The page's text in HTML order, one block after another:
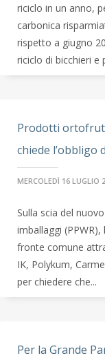
riciclo in un anno,
carbonica
rispetto a giugno
riciclo di bicchieri e
Prodotti
chiede l’obbligo
MERCOLEDÌ 16 LUGLIO
Sulla scia del
imballaggi
fronte comune
IK, Polykum,
per chiedere che...
Per la Grande